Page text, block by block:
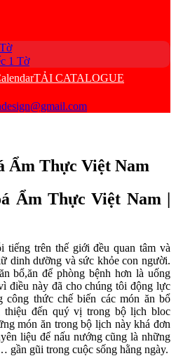
1 Tờ
TẢI CATALOGUE
Ẩm Thực Việt Nam
Ẩm Thực Việt Nam |
trên thế giới đều quan tâm và
dinh dưỡng và sức khỏe con người.
bổ,ăn để phòng bệnh hơn là uống
điều này đã cho chúng tôi động lực
công thức chế biến các món ăn bổ
thiệu đến quý vị trong bộ lịch bloc
món ăn trong bộ lịch này khá đơn
liệu để nấu nướng cũng là những
gần gũi trong cuộc sống hằng ngày.